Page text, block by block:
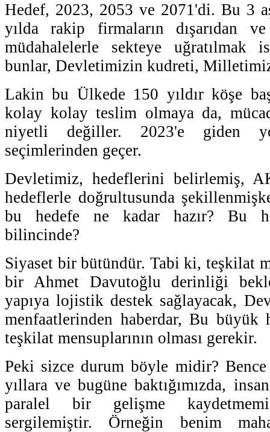
Hedef, 2023, 2053 ve 2071'di. Bu 3
yılda rakip firmaların dışarıdan
müdahalelerle sekteye uğratılmak
bunlar, Devletimizin kudreti,
Lakin bu Ülkede 150 yıldır köşe
kolay kolay teslim olmaya da,
niyetli değiller. 2023'e giden
seçimlerinden geçer.
Devletimiz, hedeflerini belirlemiş,
hedeflerle doğrultusunda
bu hedefe ne kadar hazır? Bu
bilincinde?
Siyaset bir bütündür. Tabi ki, teşkilat
bir Ahmet Davutoğlu derinliği
yapıya lojistik destek sağlayacak,
menfaatlerinden haberdar, Bu büyük
teşkilat mensuplarının olması gerekir.
Peki sizce durum böyle midir?
yıllara ve bugüne baktığımızda,
paralel bir gelişme
sergilemiştir. Örneğin benim